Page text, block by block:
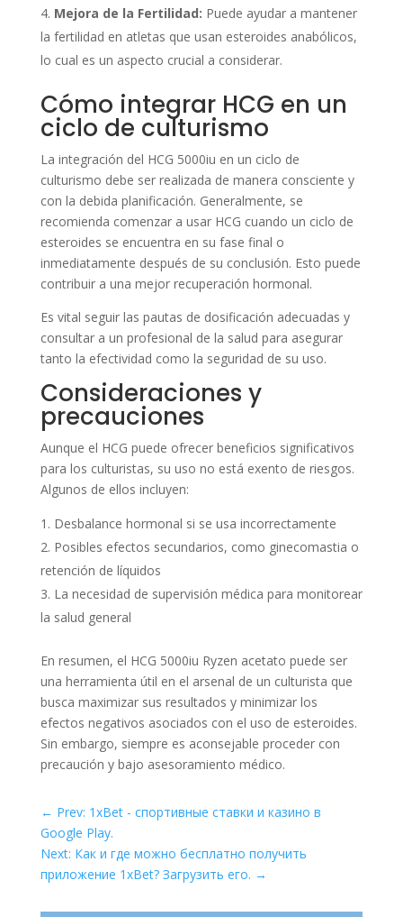
Mejora de la Fertilidad: Puede ayudar a mantener
la fertilidad en atletas que usan esteroides anabólicos,
lo cual es un aspecto crucial a considerar.
Cómo integrar HCG en un
ciclo de culturismo
La integración del HCG 5000iu en un ciclo de
culturismo debe ser realizada de manera consciente y
con la debida planificación. Generalmente, se
recomienda comenzar a usar HCG cuando un ciclo de
esteroides se encuentra en su fase final o
inmediatamente después de su conclusión. Esto puede
contribuir a una mejor recuperación hormonal.
Es vital seguir las pautas de dosificación adecuadas y
consultar a un profesional de la salud para asegurar
tanto la efectividad como la seguridad de su uso.
Consideraciones y
precauciones
Aunque el HCG puede ofrecer beneficios significativos
para los culturistas, su uso no está exento de riesgos.
Algunos de ellos incluyen:
Desbalance hormonal si se usa incorrectamente
Posibles efectos secundarios, como ginecomastia o
retención de líquidos
La necesidad de supervisión médica para monitorear
la salud general
En resumen, el HCG 5000iu Ryzen acetato puede ser
una herramienta útil en el arsenal de un culturista que
busca maximizar sus resultados y minimizar los
efectos negativos asociados con el uso de esteroides.
Sin embargo, siempre es aconsejable proceder con
precaución y bajo asesoramiento médico.
← Prev: 1xBet - спортивные ставки и казино в
Google Play.
Next: Как и где можно бесплатно получить
приложение 1xBet? Загрузить его. →